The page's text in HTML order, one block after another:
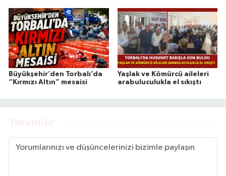
Büyükşehir’den Torbalı’da
“Kırmızı Altın” mesaisi
Yaşlak ve Kömürcü aileleri
arabuluculukla el sıkıştı